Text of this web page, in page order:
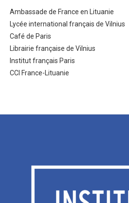
Ambassade de France en Lituanie
Lycée international français de Vilnius
Café de Paris
Librairie française de Vilnius
Institut français Paris
CCI France-Lituanie